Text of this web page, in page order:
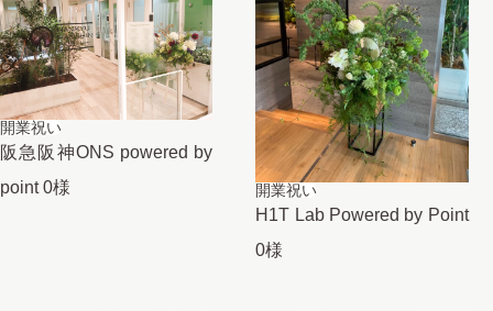
開業祝い
阪急阪神ONS powered by
point 0様
開業祝い
H1T Lab Powered by Point
0様